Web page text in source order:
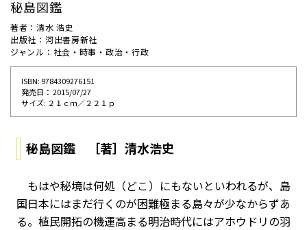
秘島図鑑
著者：清水 浩史
出版社：河出書房新社
ジャンル：社会・時事・政治・行政
ISBN: 9784309276151
発売⽇： 2015/07/27
サイズ: ２１ｃｍ／２２１ｐ
秘島図鑑 ［著］清水浩史
もはや秘境は何処（どこ）にもないといわれるが、島
国日本にはまだ行くのが困難極まる島々が少なからずあ
る。植民開拓の機運高まる明治時代にはアホウドリの羽